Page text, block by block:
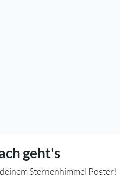
geht's
Sternenhimmel Poster!